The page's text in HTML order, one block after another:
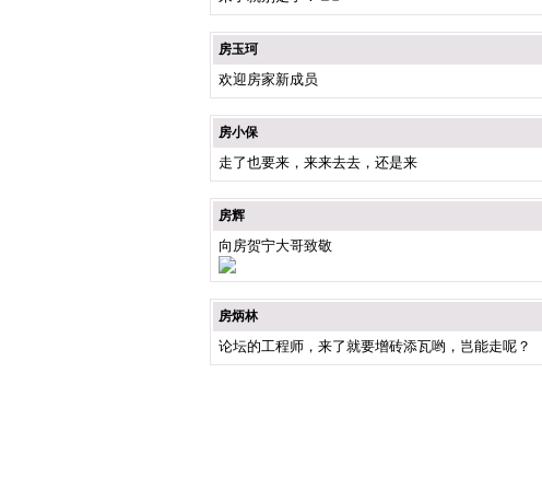
房玉珂
欢迎房家新成员
房小保
走了也要来，来来去去，还是来
房辉
向房贺宁大哥致敬
房炳林
论坛的工程师，来了就要增砖添瓦哟，岂能走呢？